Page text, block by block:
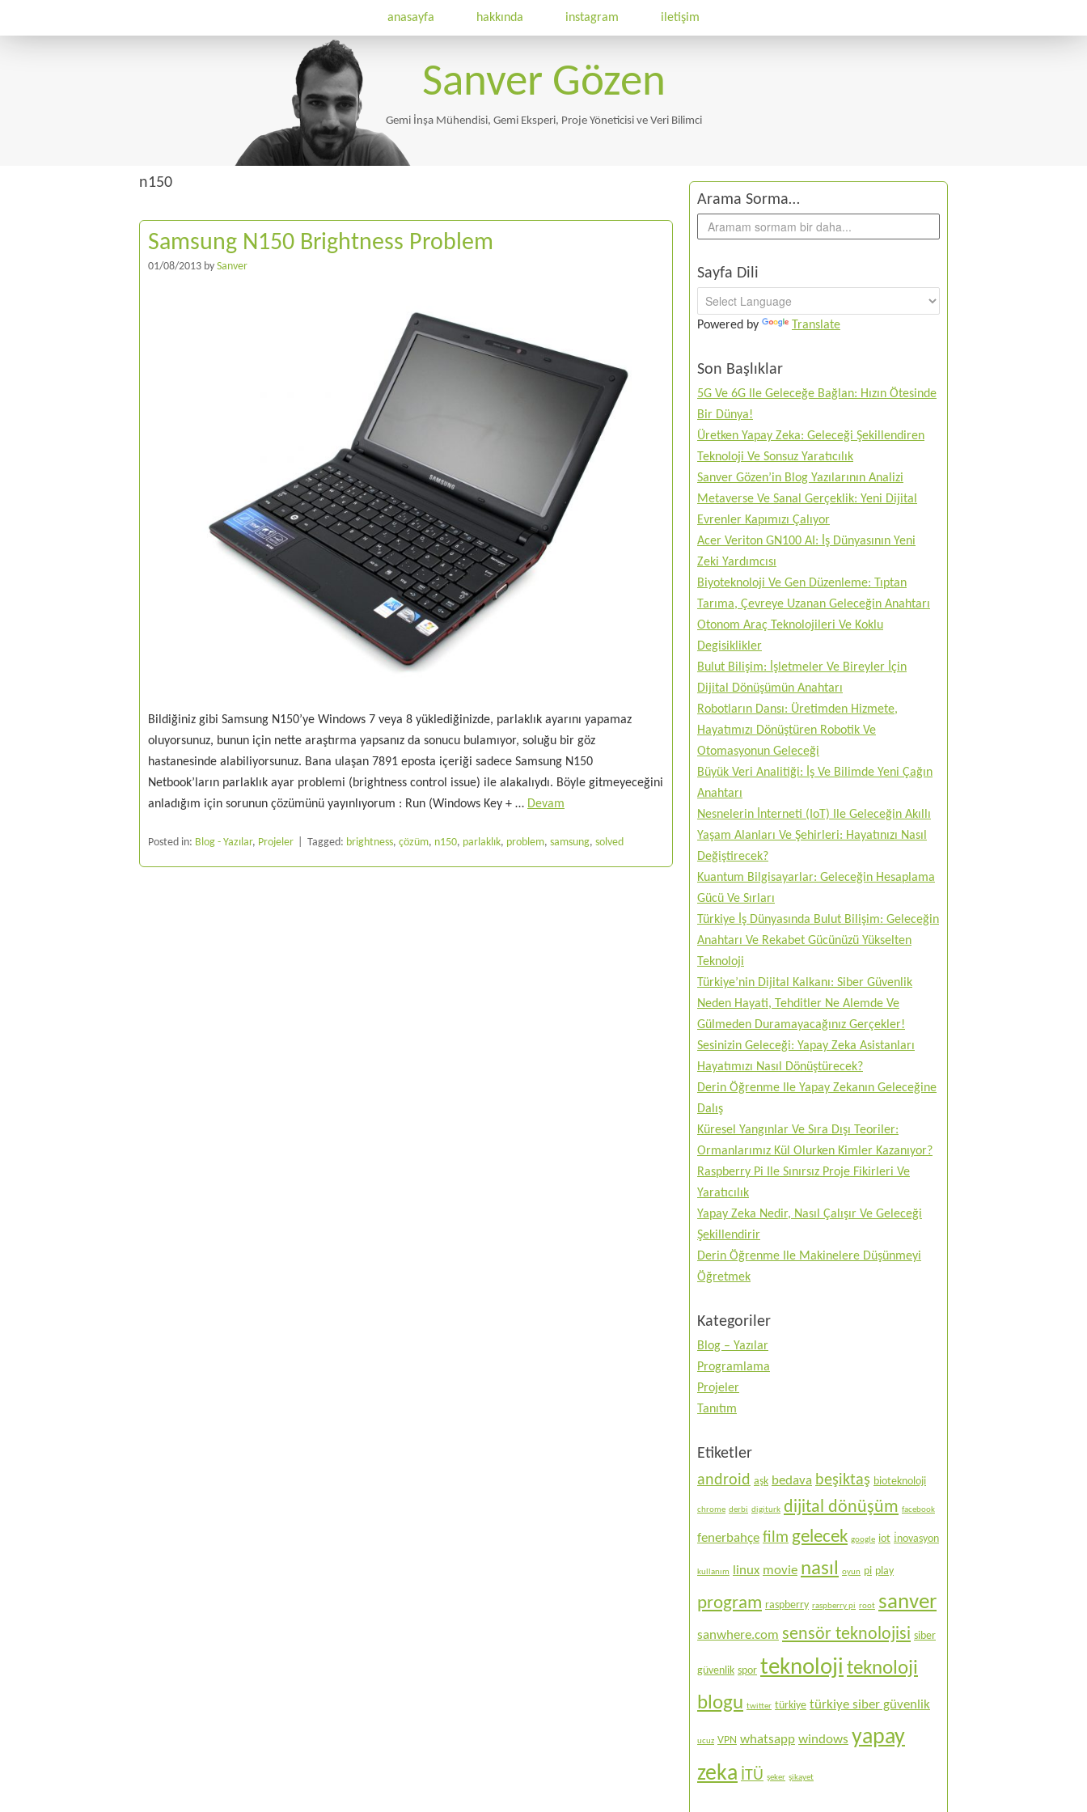
anasayfa hakkında instagram iletişim
Sanver Gözen
Gemi İnşa Mühendisi, Gemi Eksperi, Proje Yöneticisi ve Veri Bilimci
n150
Samsung N150 Brightness Problem
01/08/2013 by Sanver
Bildiğiniz gibi Samsung N150’ye Windows 7 veya 8 yüklediğinizde, parlaklık ayarını yapamaz
oluyorsunuz, bunun için nette araştırma yapsanız da sonucu bulamıyor, soluğu bir göz
hastanesinde alabiliyorsunuz. Bana ulaşan 7891 eposta içeriği sadece Samsung N150
Netbook’ların parlaklık ayar problemi (brightness control issue) ile alakalıydı. Böyle gitmeyeceğini
anladığım için sorunun çözümünü yayınlıyorum : Run (Windows Key + … Devam
Posted in: Blog - Yazılar, Projeler Tagged: brightness, çözüm, n150, parlaklık, problem, samsung, solved
Arama Sorma…
Sayfa Dili
Powered by Translate
Son Başlıklar
5G Ve 6G Ile Geleceğe Bağlan: Hızın Ötesinde
Bir Dünya!
Üretken Yapay Zeka: Geleceği Şekillendiren
Teknoloji Ve Sonsuz Yaratıcılık
Sanver Gözen’in Blog Yazılarının Analizi
Metaverse Ve Sanal Gerçeklik: Yeni Dijital
Evrenler Kapımızı Çalıyor
Acer Veriton GN100 AI: İş Dünyasının Yeni
Zeki Yardımcısı
Biyoteknoloji Ve Gen Düzenleme: Tıptan
Tarıma, Çevreye Uzanan Geleceğin Anahtarı
Otonom Araç Teknolojileri Ve Koklu
Degisiklikler
Bulut Bilişim: İşletmeler Ve Bireyler İçin
Dijital Dönüşümün Anahtarı
Robotların Dansı: Üretimden Hizmete,
Hayatımızı Dönüştüren Robotik Ve
Otomasyonun Geleceği
Büyük Veri Analitiği: İş Ve Bilimde Yeni Çağın
Anahtarı
Nesnelerin İnterneti (IoT) Ile Geleceğin Akıllı
Yaşam Alanları Ve Şehirleri: Hayatınızı Nasıl
Değiştirecek?
Kuantum Bilgisayarlar: Geleceğin Hesaplama
Gücü Ve Sırları
Türkiye İş Dünyasında Bulut Bilişim: Geleceğin
Anahtarı Ve Rekabet Gücünüzü Yükselten
Teknoloji
Türkiye’nin Dijital Kalkanı: Siber Güvenlik
Neden Hayati, Tehditler Ne Alemde Ve
Gülmeden Duramayacağınız Gerçekler!
Sesinizin Geleceği: Yapay Zeka Asistanları
Hayatımızı Nasıl Dönüştürecek?
Derin Öğrenme Ile Yapay Zekanın Geleceğine
Dalış
Küresel Yangınlar Ve Sıra Dışı Teoriler:
Ormanlarımız Kül Olurken Kimler Kazanıyor?
Raspberry Pi Ile Sınırsız Proje Fikirleri Ve
Yaratıcılık
Yapay Zeka Nedir, Nasıl Çalışır Ve Geleceği
Şekillendirir
Derin Öğrenme Ile Makinelere Düşünmeyi
Öğretmek
Kategoriler
Blog – Yazılar
Programlama
Projeler
Tanıtım
Etiketler
android aşk bedava beşiktaş bioteknoloji
chrome derbi digiturk dijital dönüşüm facebook
fenerbahçe film gelecek google iot i̇novasyon
kullanım linux movie nasıl oyun pi play
program raspberry raspberry pi root sanver
sanwhere.com sensör teknolojisi siber
güvenlik spor teknoloji teknoloji
blogu twitter türkiye türkiye siber güvenlik
ucuz VPN whatsapp windows yapay
zeka İTÜ şeker şikayet